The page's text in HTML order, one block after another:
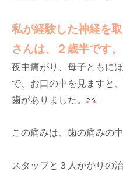
私が経験した神経を
さんは、２歳半です。
夜中痛がり、母子ともに
で、お口の中を見ますと
歯がありました。
この痛みは、歯の痛みの
スタッフと３人がかりの治